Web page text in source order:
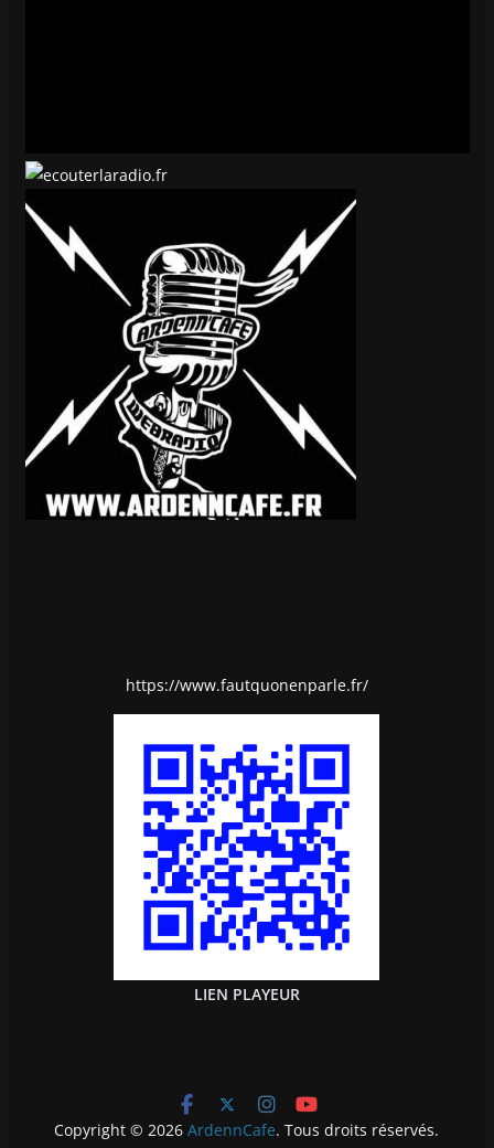
https://www.fautquonenparle.fr/
LIEN PLAYEUR
Copyright © 2026ArdennCafe. Tous droits réservés.